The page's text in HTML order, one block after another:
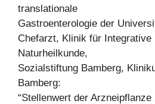
translationale
Gastroenterologie der
Chefarzt, Klinik für Integrative
Naturheilkunde,
Sozialstiftung Bamberg,
Bamberg:
“Stellenwert der Arzneipflanze